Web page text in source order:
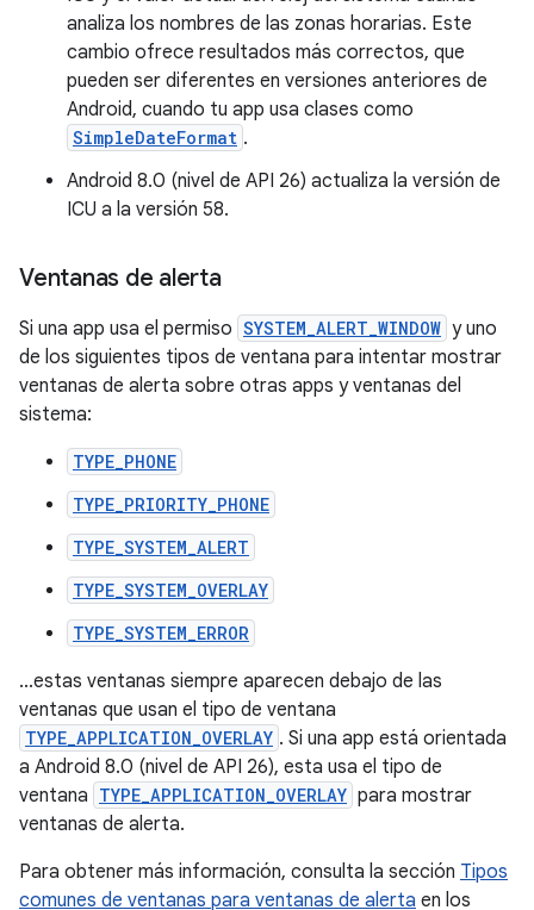
analiza los nombres de las zonas horarias. Este
cambio ofrece resultados más correctos, que
pueden ser diferentes en versiones anteriores de
Android, cuando tu app usa clases como
SimpleDateFormat .
Android 8.0 (nivel de API 26) actualiza la versión de
ICU a la versión 58.
Ventanas de alerta
Si una app usa el permiso SYSTEM_ALERT_WINDOW y uno
de los siguientes tipos de ventana para intentar mostrar
ventanas de alerta sobre otras apps y ventanas del
sistema:
TYPE_PHONE
TYPE_PRIORITY_PHONE
TYPE_SYSTEM_ALERT
TYPE_SYSTEM_OVERLAY
TYPE_SYSTEM_ERROR
...estas ventanas siempre aparecen debajo de las
ventanas que usan el tipo de ventana
TYPE_APPLICATION_OVERLAY . Si una app está orientada
a Android 8.0 (nivel de API 26), esta usa el tipo de
ventana TYPE_APPLICATION_OVERLAY para mostrar
ventanas de alerta.
Para obtener más información, consulta la sección Tipos
comunes de ventanas para ventanas de alerta en los